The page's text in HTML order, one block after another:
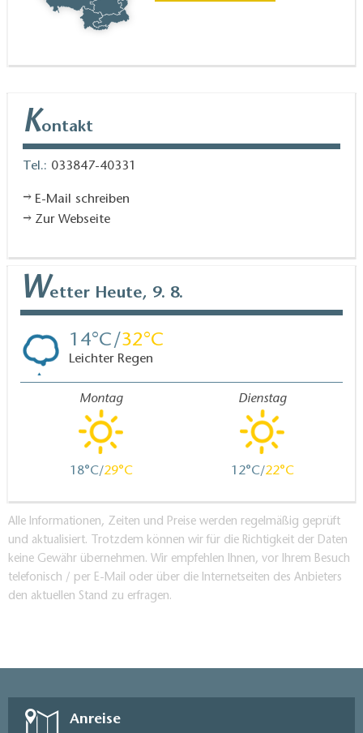
Kontakt
Tel.: 033847-40331
E-Mail schreiben
Zur Webseite
Wetter Heute, 9. 8.
14 32
Leichter Regen
Montag
18 29
Dienstag
12 22
Alle Informationen, Zeiten und Preise werden regelmäßig geprüft
und aktualisiert. Trotzdem können wir für die Richtigkeit der Daten
keine Gewähr übernehmen. Wir empfehlen Ihnen, vor Ihrem Besuch
telefonisch / per E-Mail oder über die Internetseiten des Anbieters
den aktuellen Stand zu erfragen.
Anreise